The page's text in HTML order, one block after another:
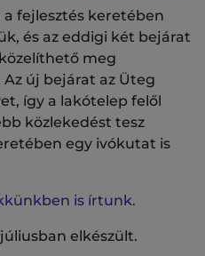
fejlesztés keretében
és az eddigi két bejárat
meg
új bejárat az Üteg
így a lakótelep felől
közlekedést tesz
egy ivókutat is
is írtunk.
elkészült.